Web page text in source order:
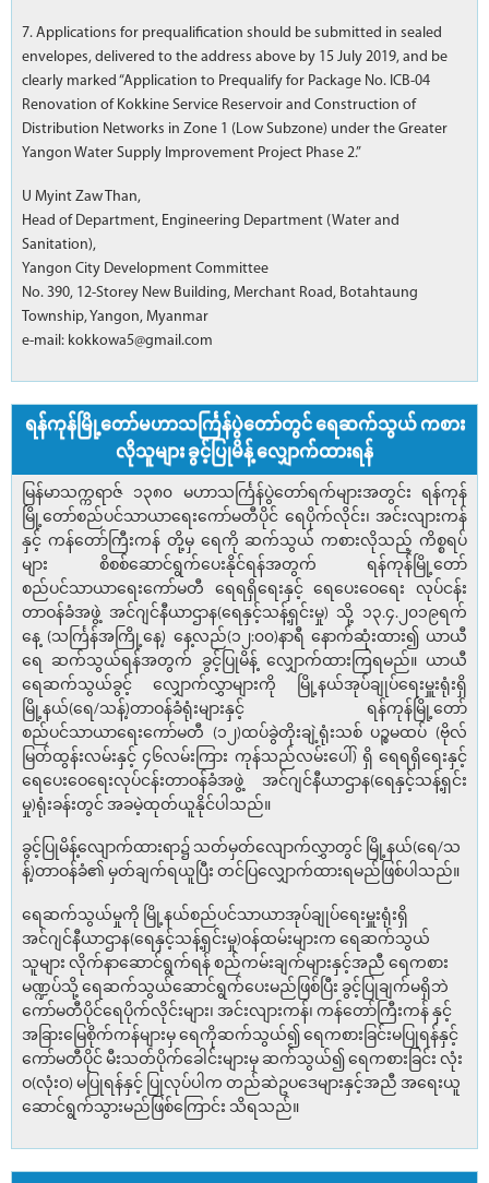
7. Applications for prequalification should be submitted in sealed
envelopes, delivered to the address above by 15 July 2019, and be
clearly marked “Application to Prequalify for Package No. ICB-04
Renovation of Kokkine Service Reservoir and Construction of
Distribution Networks in Zone 1 (Low Subzone) under the Greater
Yangon Water Supply Improvement Project Phase 2.”
U Myint Zaw Than,
Head of Department, Engineering Department (Water and
Sanitation),
Yangon City Development Committee
No. 390, 12-Storey New Building, Merchant Road, Botahtaung
Township, Yangon, Myanmar
e-mail: kokkowa5@gmail.com
ရန်ကုန်မြို့တော်မဟာသင်္ကြန်ပွဲတော်တွင် ရေဆက်သွယ် ကစား
လိုသူများ ခွင့်ပြုမိန့် လျှောက်ထားရန်
မြန်မာသက္ကရာဇ် ၁၃၈၀ မဟာသင်္ကြန်ပွဲတော်ရက်များအတွင်း ရန်ကုန်
မြို့တော်စည်ပင်သာယာရေးကော်မတီပိုင် ရေပိုက်လိုင်း၊ အင်းလျားကန်
နှင့် ကန်တော်ကြီးကန် တို့မှ ရေကို ဆက်သွယ် ကစားလိုသည့် ကိစ္စရပ်
များ စိစစ်ဆောင်ရွက်ပေးနိုင်ရန်အတွက် ရန်ကုန်မြို့တော်
စည်ပင်သာယာရေးကော်မတီ ရေရရှိရေးနှင့် ရေပေးဝေရေး လုပ်ငန်း
တာဝန်ခံအဖွဲ့ အင်ဂျင်နီယာဌာန(ရေနှင့်သန့်ရှင်းမှု) သို့ ၁၃.၄.၂၀၁၉ရက်
နေ့ (သင်္ကြန်အကြို့နေ့) နေ့လည်(၁၂:၀၀)နာရီ နောက်ဆုံးထား၍ ယာယီ
ရေ ဆက်သွယ်ရန်အတွက် ခွင့်ပြုမိန့် လျှောက်ထားကြရမည်။ ယာယီ
ရေဆက်သွယ်ခွင့် လျှောက်လွှာများကို မြို့နယ်အုပ်ချုပ်ရေးမှူးရုံးရှိ
မြို့နယ်(ရေ/သန့်)တာဝန်ခံရုံးများနှင့် ရန်ကုန်မြို့တော်
စည်ပင်သာယာရေးကော်မတီ (၁၂)ထပ်ခွဲတိုးချဲ့ရုံးသစ် ပဉ္စမထပ် (ဗိုလ်
မြတ်ထွန်းလမ်းနှင့် ၄၆လမ်းကြား ကုန်သည်လမ်းပေါ်) ရှိ ရေရရှိရေးနှင့်
ရေပေးဝေရေးလုပ်ငန်းတာဝန်ခံအဖွဲ့ အင်ဂျင်နီယာဌာန(ရေနှင့်သန့်ရှင်း
မှု)ရုံးခန်းတွင် အခမဲ့ထုတ်ယူနိုင်ပါသည်။
ခွင့်ပြုမိန့်လျောက်ထားရာ၌ သတ်မှတ်လျောက်လွှာတွင် မြို့နယ်(ရေ/သ
န့်)တာဝန်ခံ၏ မှတ်ချက်ရယူပြီး တင်ပြလျှောက်ထားရမည်ဖြစ်ပါသည်။
ရေဆက်သွယ်မှုကို မြို့နယ်စည်ပင်သာယာအုပ်ချုပ်ရေးမှူးရုံးရှိ
အင်ဂျင်နီယာဌာန(ရေနှင့်သန့်ရှင်းမှု)ဝန်ထမ်းများက ရေဆက်သွယ်
သူများ လိုက်နာဆောင်ရွက်ရန် စည်ကမ်းချက်များနှင့်အညီ ရေကစား
မဏ္ဍပ်သို့ ရေဆက်သွယ်ဆောင်ရွက်ပေးမည်ဖြစ်ပြီး ခွင့်ပြုချက်မရှိဘဲ
ကော်မတီပိုင်ရေပိုက်လိုင်းများ၊ အင်းလျားကန်၊ ကန်တော်ကြီးကန် နှင့်
အခြားမြေစိုက်ကန်များမှ ရေကိုဆက်သွယ်၍ ရေကစားခြင်းမပြုရန်နှင့်
ကော်မတီပိုင် မီးသတ်ပိုက်ခေါင်းများမှ ဆက်သွယ်၍ ရေကစားခြင်း လုံး
ဝ(လုံးဝ) မပြုရန်နှင့် ပြုလုပ်ပါက တည်ဆဲဥပဒေများနှင့်အညီ အရေးယူ
ဆောင်ရွက်သွားမည်ဖြစ်ကြောင်း သိရသည်။